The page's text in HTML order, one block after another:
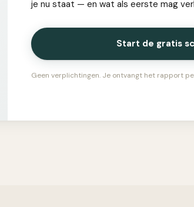
je nu staat — en wat als eerste mag
Start de gratis
Geen verplichtingen. Je ontvangt het rapport